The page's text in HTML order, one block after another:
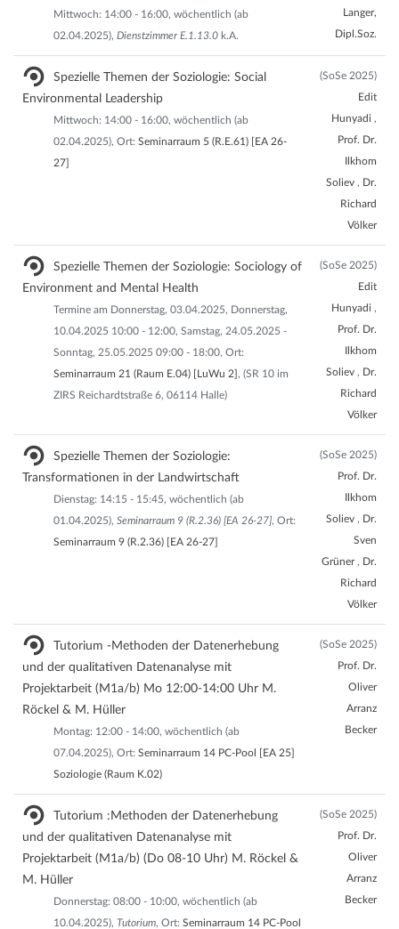
Mittwoch: 14:00 - 16:00, wöchentlich (ab
02.04.2025), Dienstzimmer E.1.13.0 k.A.
Langer,
Dipl.Soz.
Spezielle Themen der Soziologie: Social
Environmental Leadership
Mittwoch: 14:00 - 16:00, wöchentlich (ab
02.04.2025), Ort: Seminarraum 5 (R.E.61) [EA 26-
27]
(SoSe 2025)
Edit
Hunyadi ,
Prof. Dr.
Ilkhom
Soliev , Dr.
Richard
Völker
Spezielle Themen der Soziologie: Sociology of
Environment and Mental Health
Termine am Donnerstag, 03.04.2025, Donnerstag,
10.04.2025 10:00 - 12:00, Samstag, 24.05.2025 -
Sonntag, 25.05.2025 09:00 - 18:00, Ort:
Seminarraum 21 (Raum E.04) [LuWu 2] , (SR 10 im
ZIRS Reichardtstraße 6, 06114 Halle)
(SoSe 2025)
Edit
Hunyadi ,
Prof. Dr.
Ilkhom
Soliev , Dr.
Richard
Völker
Spezielle Themen der Soziologie:
Transformationen in der Landwirtschaft
Dienstag: 14:15 - 15:45, wöchentlich (ab
01.04.2025), Seminarraum 9 (R.2.36) [EA 26-27], Ort:
Seminarraum 9 (R.2.36) [EA 26-27]
(SoSe 2025)
Prof. Dr.
Ilkhom
Soliev , Dr.
Sven
Grüner , Dr.
Richard
Völker
Tutorium -Methoden der Datenerhebung
und der qualitativen Datenanalyse mit
Projektarbeit (M1a/b) Mo 12:00-14:00 Uhr M.
Röckel & M. Hüller
Montag: 12:00 - 14:00, wöchentlich (ab
07.04.2025), Ort: Seminarraum 14 PC-Pool [EA 25]
Soziologie (Raum K.02)
(SoSe 2025)
Prof. Dr.
Oliver
Arranz
Becker
Tutorium :Methoden der Datenerhebung
und der qualitativen Datenanalyse mit
Projektarbeit (M1a/b) (Do 08-10 Uhr) M. Röckel &
M. Hüller
Donnerstag: 08:00 - 10:00, wöchentlich (ab
10.04.2025), Tutorium, Ort: Seminarraum 14 PC-Pool
(SoSe 2025)
Prof. Dr.
Oliver
Arranz
Becker